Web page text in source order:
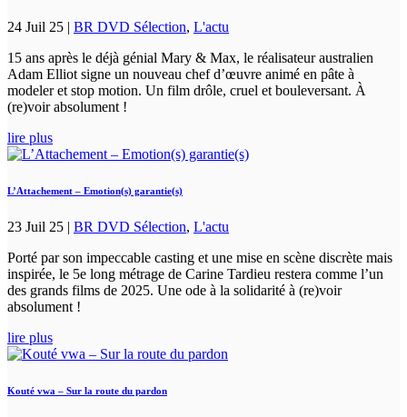
24 Juil 25 | BR DVD Sélection, L'actu
15 ans après le déjà génial Mary & Max, le réalisateur australien
Adam Elliot signe un nouveau chef d’œuvre animé en pâte à
modeler et stop motion. Un film drôle, cruel et bouleversant. À
(re)voir absolument !
lire plus
L’Attachement – Emotion(s) garantie(s)
23 Juil 25 | BR DVD Sélection, L'actu
Porté par son impeccable casting et une mise en scène discrète mais
inspirée, le 5e long métrage de Carine Tardieu restera comme l’un
des grands films de 2025. Une ode à la solidarité à (re)voir
absolument !
lire plus
Kouté vwa – Sur la route du pardon